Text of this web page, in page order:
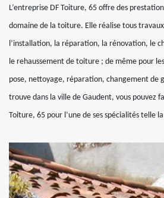
L’entreprise DF Toiture, 65 offre des
domaine de la toiture. Elle réalise tous
l’installation, la réparation, la rénovation, le
le rehaussement de toiture ; de même pour
pose, nettoyage, réparation, changement de
trouve dans la ville de Gaudent, vous pouvez
Toiture, 65 pour l’une de ses spécialités telle